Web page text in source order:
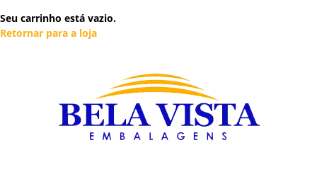
Seu carrinho está vazio.
Retornar para a loja